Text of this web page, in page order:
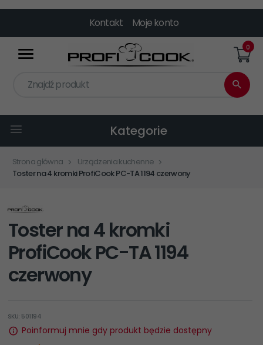
Kontakt Moje konto
Znajdź produkt
0
Kategorie
Strona główna
Urządzenia kuchenne
Toster na 4 kromki ProfiCook PC-TA 1194 czerwony
Toster na 4 kromki
ProfiCook PC-TA 1194
czerwony
SKU: 501194
Poinformuj mnie gdy produkt będzie dostępny